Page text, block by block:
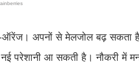
अपनों से मेलजोल बढ़ सकता
परेशानी आ सकती है। नौकरी में